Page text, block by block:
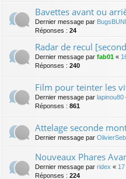
Bavettes avant ou
Dernier message par
Réponses : 24
Radar de recul
Dernier message par fab01 «
Réponses : 240
Film pour teinter les
Dernier message par lapinou80
Réponses : 861
Attelage seconde
Dernier message par OlivierSeb
Nouveaux Phares
Dernier message par ridex «
Réponses : 224